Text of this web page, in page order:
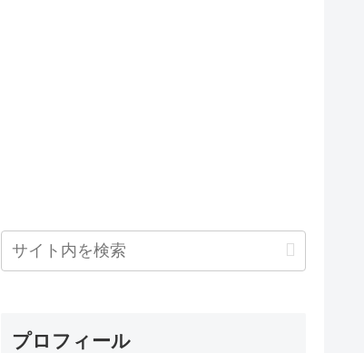
プロフィール